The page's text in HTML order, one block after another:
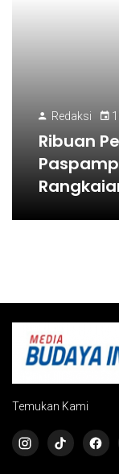
Redaksi
Ribuan
Temukan Kami